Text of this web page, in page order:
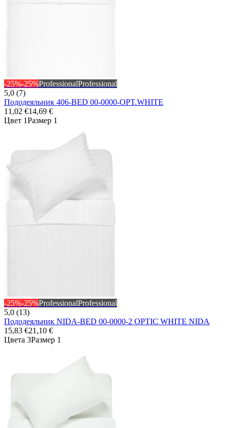
-25%-25%ProfessionalProfessional
5,0 (7)
Пододеяльник 406-BED 00-0000-OPT.WHITE
11,02 €14,69 €
Цвет 1Размер 1
-25%-25%ProfessionalProfessional
5,0 (13)
Пододеяльник NIDA-BED 00-0000-2 OPTIC WHITE NIDA
15,83 €21,10 €
Цвета 3Размер 1